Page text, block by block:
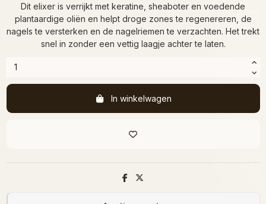
Dit elixer is verrijkt met keratine, sheaboter en voedende
plantaardige oliën en helpt droge zones te regenereren, de
nagels te versterken en de nagelriemen te verzachten. Het trekt
snel in zonder een vettig laagje achter te laten.
In winkelwagen